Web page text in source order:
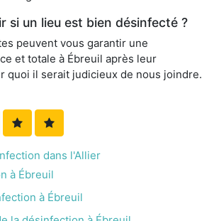
si un lieu est bien désinfecté ?
peuvent vous garantir une
et totale à Ébreuil après leur
quoi il serait judicieux de nous joindre.
dans l'Allier
à Ébreuil
à Ébreuil